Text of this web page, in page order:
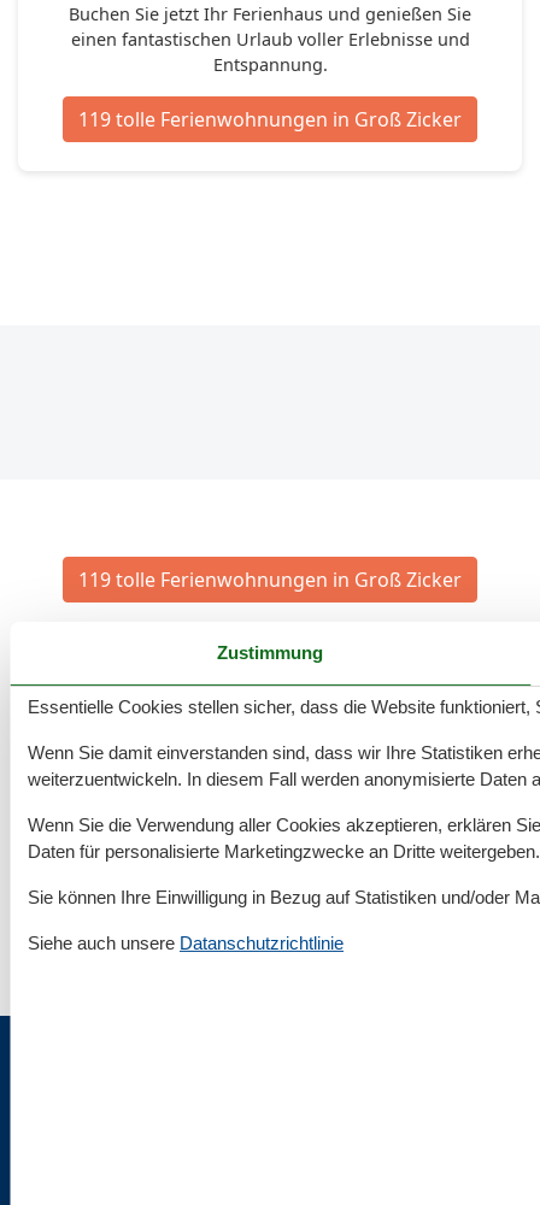
Buchen Sie jetzt Ihr Ferienhaus und genießen Sie
einen fantastischen Urlaub voller Erlebnisse und
Entspannung.
119 tolle Ferienwohnungen in Groß Zicker
119 tolle Ferienwohnungen in Groß Zicker
Rund um deinen Urlaub an der Ostsee
Unterkünfte nach Region
Rügen
Mönchgut
Zustimmung
Essentielle Cookies stellen sicher, dass die Website
Wenn Sie damit einverstanden sind, dass wir Ihre Statistiken
weiterzuentwickeln. In diesem Fall werden anonymisierte Daten
Wenn Sie die Verwendung aller Cookies akzeptieren, erklären
Daten für personalisierte Marketingzwecke an Dritte weitergeben.
Sie können Ihre Einwilligung in Bezug auf Statistiken und/oder
Siehe auch unsere Datanschutzrichtlinie